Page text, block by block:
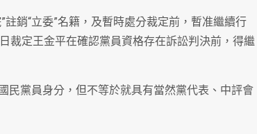
銷“立委”名籍，及暫時處分裁定前，暫准繼續行
裁定王金平在確認黨員資格存在訴訟判決前，得繼
民黨員身分，但不等於就具有當然黨代表、中評會